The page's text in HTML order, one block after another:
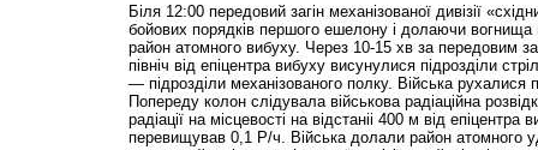
Біля 12:00 передовий загін механізованої дивізії
бойових порядків першого ешелону і долаючи вогнища
район атомного вибуху. Через 10-15 хв за передовим
північ від епіцентра вибуху висунулися підрозділи
— підрозділи механізованого полку. Війська рухалися
Попереду колон слідувала військова радіаційна
радіації на місцевості на відстаніі 400 м від
перевищував 0,1 Р/ч. Війська долали район атомного